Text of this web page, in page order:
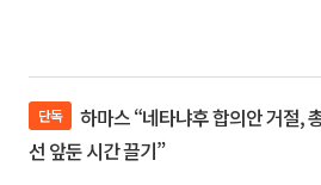
단독
선 앞둔 시간 끌기”